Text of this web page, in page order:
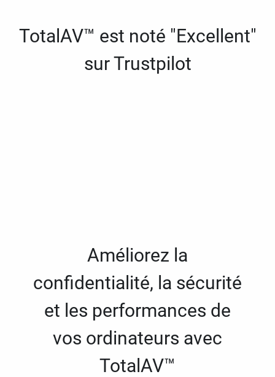
TotalAV™ est noté "Excellent"
sur Trustpilot
Améliorez la
confidentialité, la sécurité
et les performances de
vos ordinateurs avec
TotalAV™